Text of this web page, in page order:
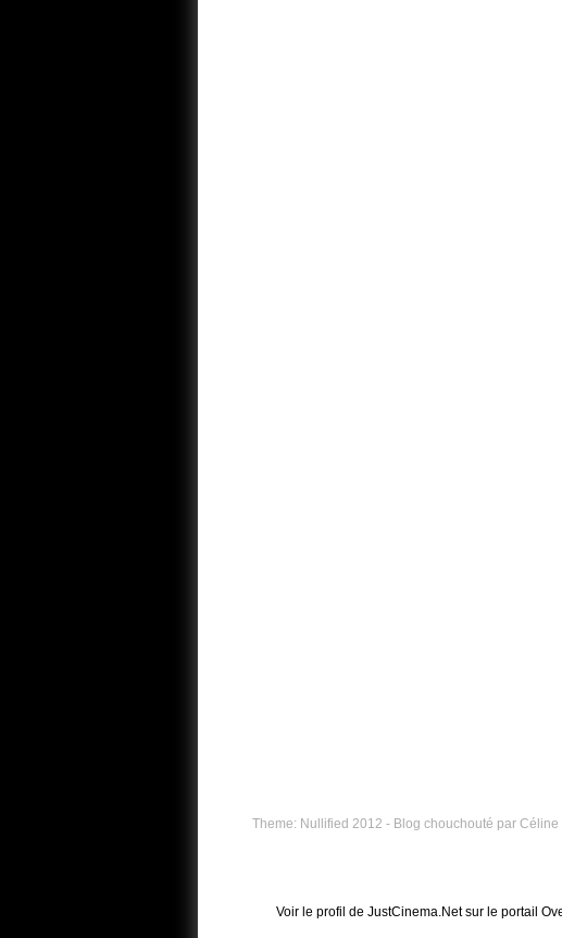
Theme: Nullified 2012 - Blog chouchouté par
Voir le profil de JustCinema.Netsur le portail